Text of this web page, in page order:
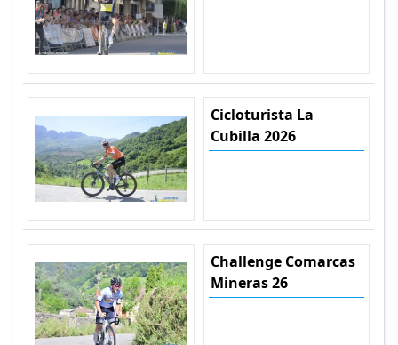
Cicloturista La
Cubilla 2026
Challenge Comarcas
Mineras 26